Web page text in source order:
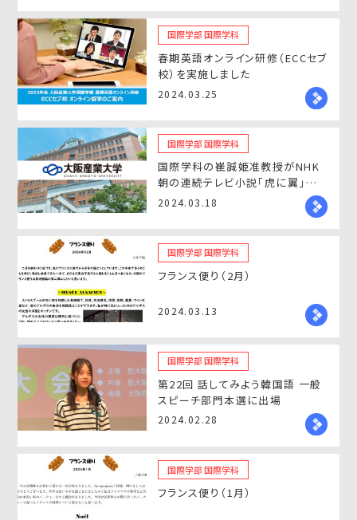
国際学部 国際学科
春期英語オンライン研修（ECCセブ
校）を実施しました
2024.03.25
国際学部 国際学科
国際学科の崔誠姫准教授がNHK
朝の連続テレビ小説「虎に翼」の
朝鮮学生考証で協力
2024.03.18
国際学部 国際学科
フランス便り（2月）
2024.03.13
国際学部 国際学科
第22回 話してみよう韓国語 一般
スピーチ部門本選に出場
2024.02.28
国際学部 国際学科
フランス便り（1月）